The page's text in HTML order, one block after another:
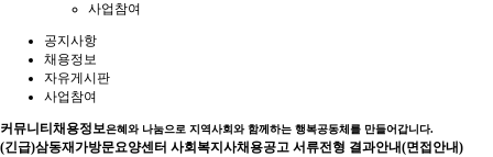
사업참여
공지사항
채용정보
자유게시판
사업참여
커뮤니티 채용정보은혜와 나눔으로 지역사회와 함께하는 행복공동체를 만들어갑니다.
(긴급)삼동재가방문요양센터 사회복지사채용공고 서류전형 결과안내(면접안내)